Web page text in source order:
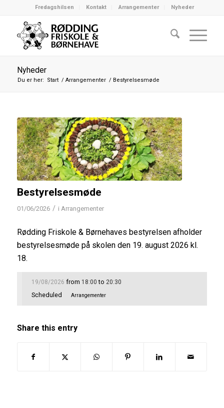
Fredagshilsen Kontakt Arrangementer Nyheder
Nyheder
Du er her: Start / Arrangementer / Bestyrelsesmøde
Bestyrelsesmøde
01/06/2026 / i Arrangementer
Rødding Friskole & Børnehaves bestyrelsen afholder
bestyrelsesmøde på skolen den 19. august 2026 kl.
18.
19/08/2026 from 18:00 to 20:30
Scheduled Arrangementer
Share this entry